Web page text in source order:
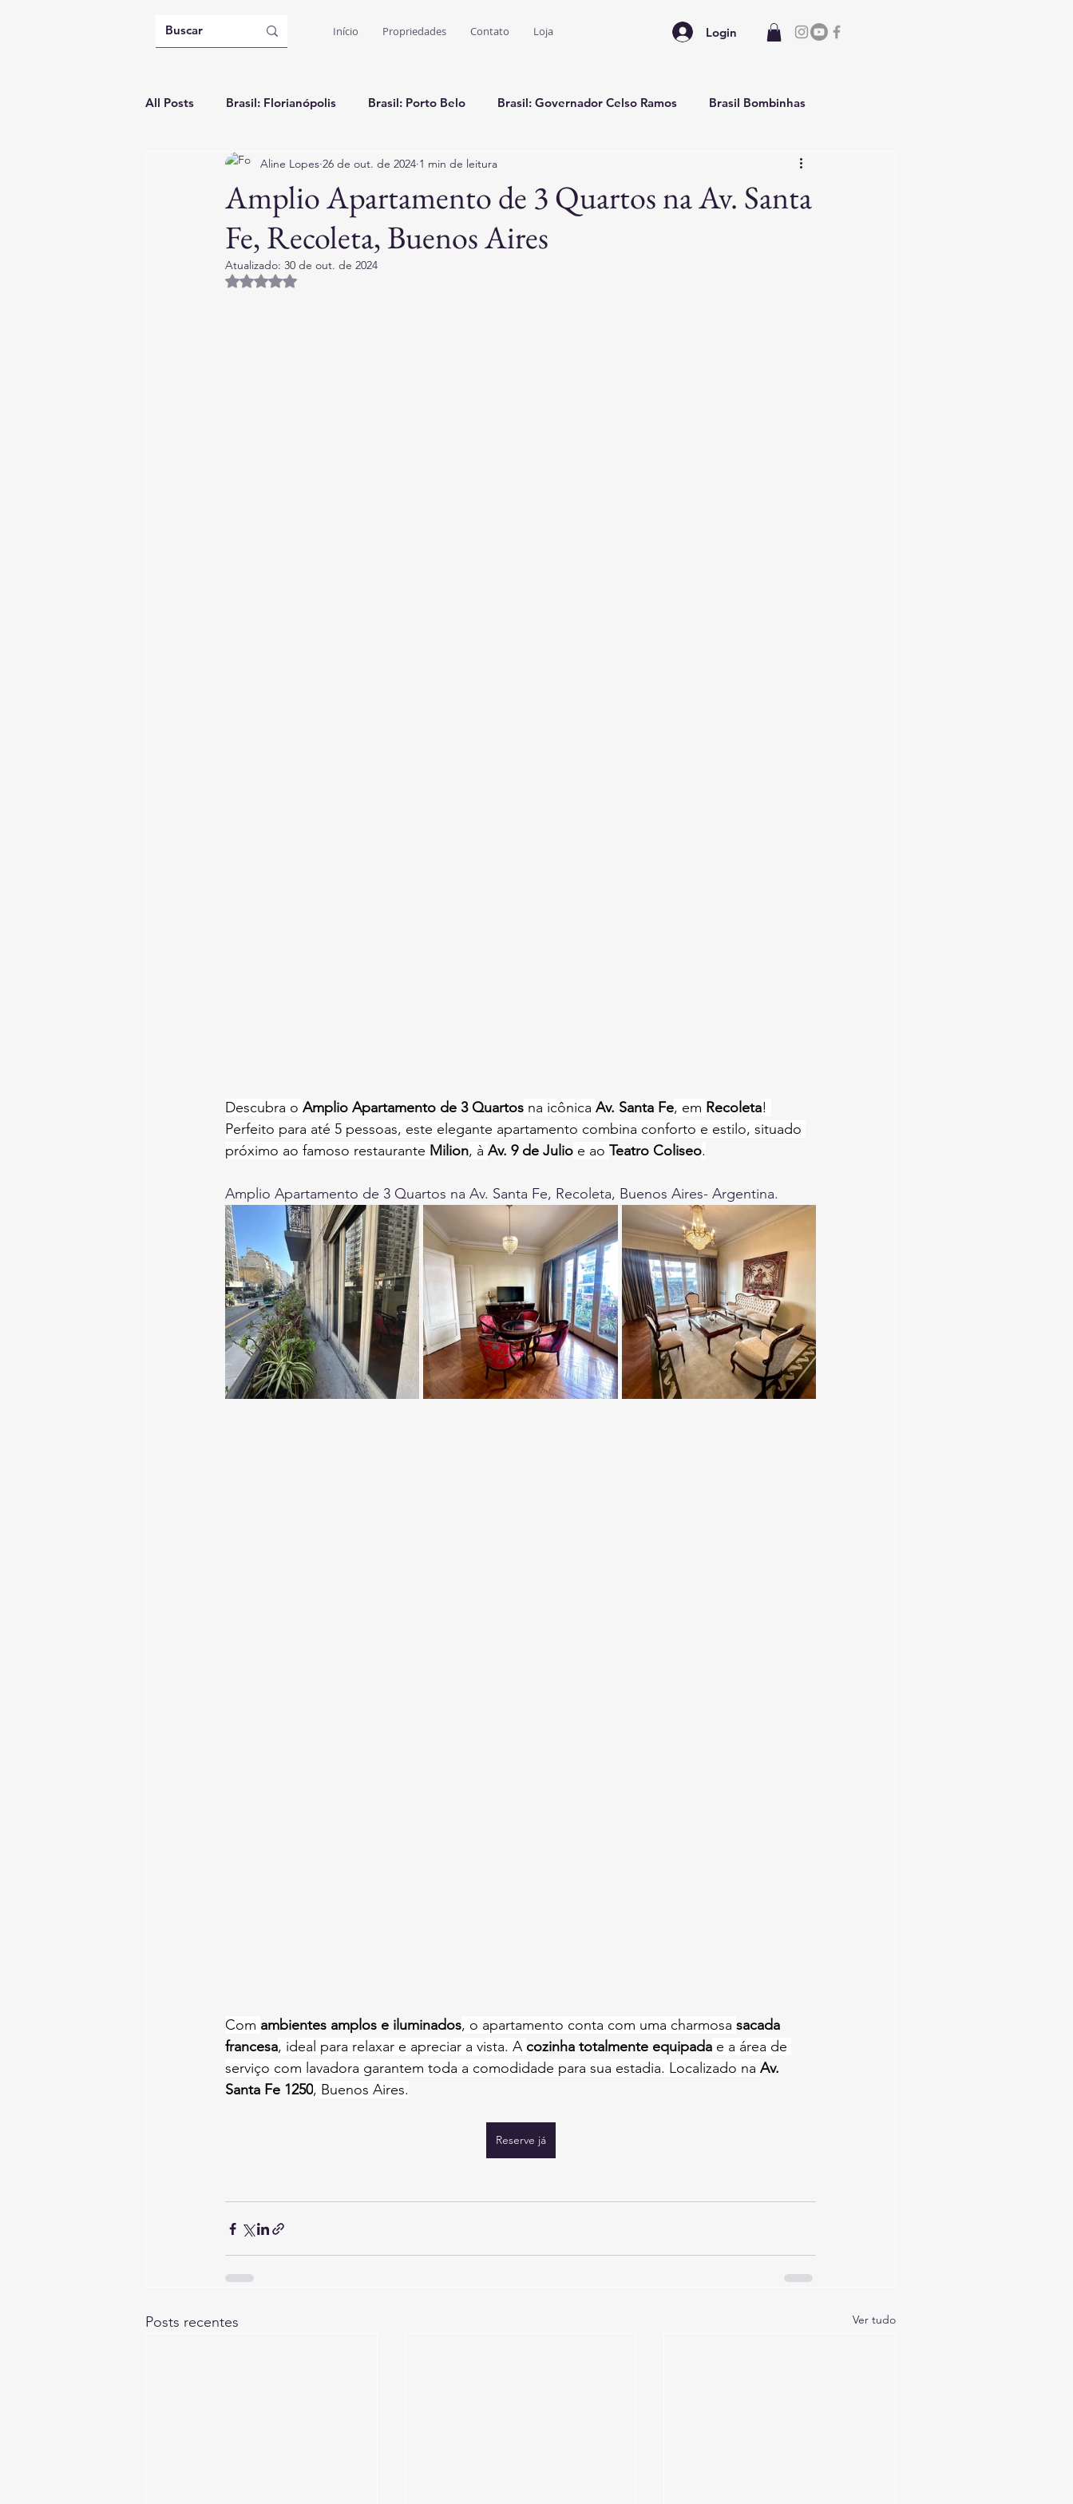
Início Propriedades Contato Loja Login
All Posts Brasil: Florianópolis Brasil: Porto Belo Brasil: Governador Celso Ramos Brasil Bombinhas
Argentina: Buenos Aires Brasil: Bahia Colômbia: Casa Temporada Flórida: Miami Casa temporada
Itália: Casa Temporada Guia de Viagens e Dicas
Amplio Apartamento de 3 Quartos na Av. Santa
Fe, Recoleta, Buenos Aires
Aline Lopes 26 de out. de 2024 1 min de leitura
Atualizado: 30 de out. de 2024
Avaliado com NaN de 5 estrelas.
Descubra o Amplio Apartamento de 3 Quartos na icônica Av. Santa Fe, em Recoleta!
Perfeito para até 5 pessoas, este elegante apartamento combina conforto e estilo, situado
próximo ao famoso restaurante Milion, à Av. 9 de Julio e ao Teatro Coliseo.
Amplio Apartamento de 3 Quartos na Av. Santa Fe, Recoleta, Buenos Aires- Argentina.
Com ambientes amplos e iluminados, o apartamento conta com uma charmosa sacada
francesa, ideal para relaxar e apreciar a vista. A cozinha totalmente equipada e a área de
serviço com lavadora garantem toda a comodidade para sua estadia. Localizado na Av.
Santa Fe 1250, Buenos Aires.
Reserve já
Posts recentes Ver tudo